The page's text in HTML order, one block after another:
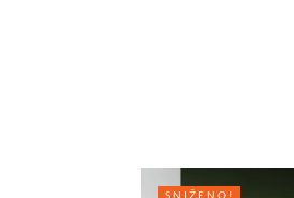
SNIŽENO!